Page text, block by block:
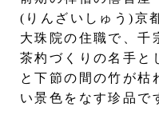
(りんざいしゅう)京
大珠院の住職で、千
茶杓づくりの名手と
と下節の間の竹が枯
い景色をなす珍品で